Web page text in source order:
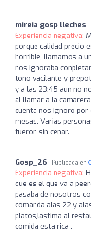
mireia gosp lleches
Experiencia negativa:
porque calidad precio
horrible, llamamos a
nos ignoraba
tono vacilante y
y a las 23:45 aun no
al llamar a la
cuenta nos ignoro por
mesas. Varias
fueron sin cenar.
Gosp_26 Publicada en
Experiencia negativa:
que es el que va a
pasaba de nosotros
comanda alas 22 y
platos,lastima al
comida esta rica .